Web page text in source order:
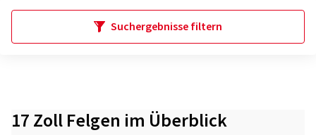
Suchergebnisse filtern
17 Zoll Felgen im Überblick